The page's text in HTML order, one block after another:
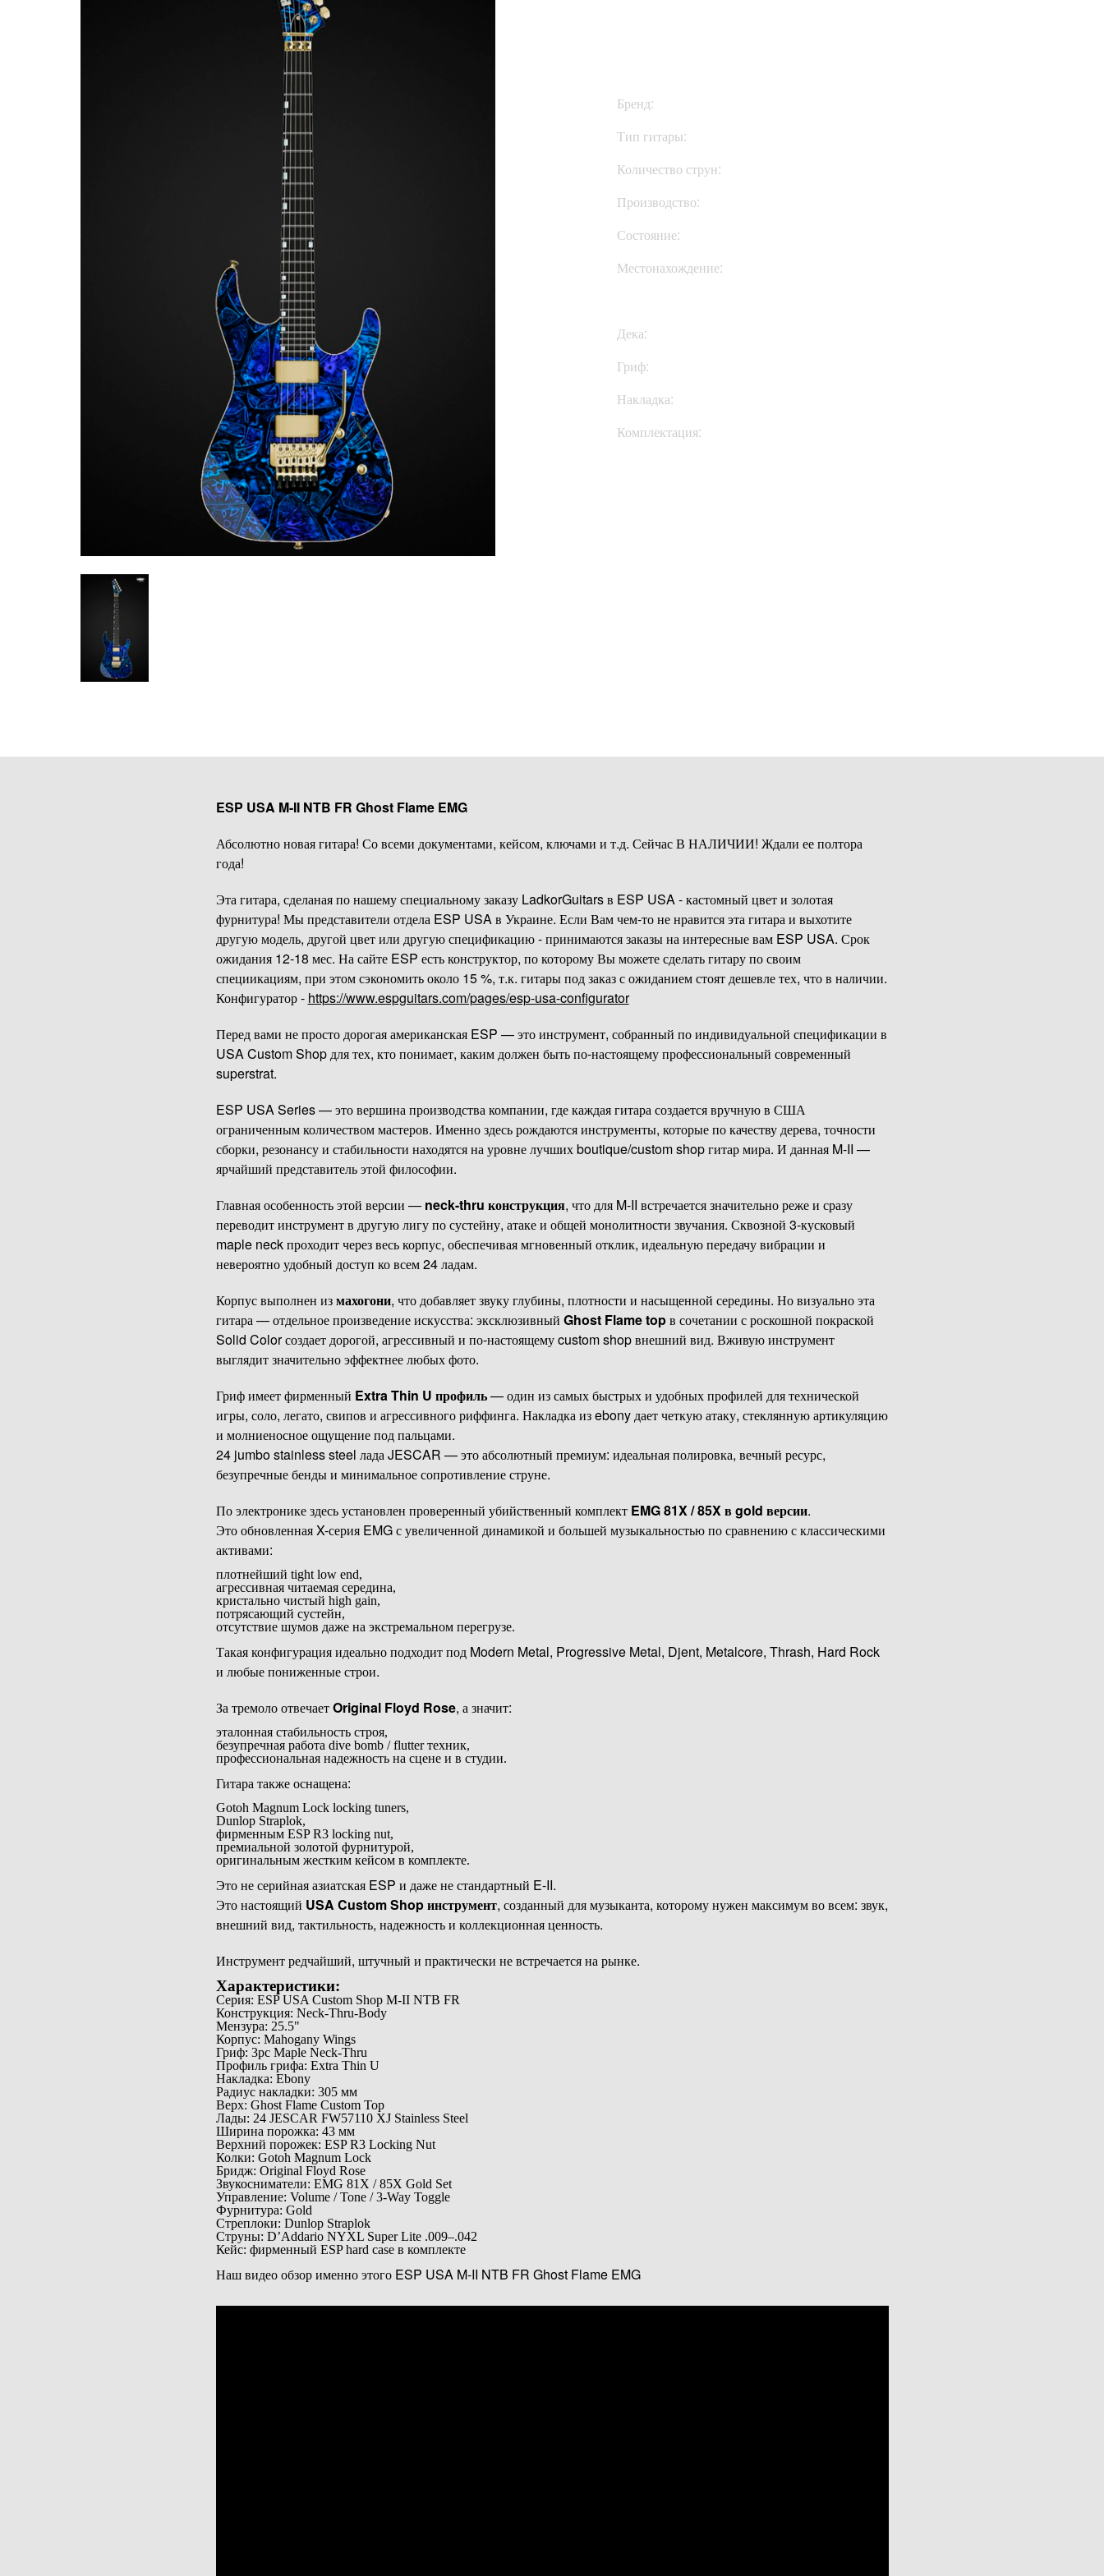
Бренд:
Тип гитары:
Количество струн:
Производство:
Состояние:
Местонахождение:
Дека:
Гриф:
Накладка:
Комплектация:
ESP USA M-II NTB FR Ghost Flame EMG
Абсолютно новая гитара! Со всеми документами, кейсом, ключами и т.д. Сейчас В НАЛИЧИИ! Ждали ее полтора
года!
Эта гитара, сделаная по нашему специальному заказу LadkorGuitars в ESP USA - кастомный цвет и золотая
фурнитура! Мы представители отдела ESP USA в Украине. Если Вам чем-то не нравится эта гитара и выхотите
другую модель, другой цвет или другую спецификацию - принимаются заказы на интересные вам ESP USA. Срок
ожидания 12-18 мес. На сайте ESP есть конструктор, по которому Вы можете сделать гитару по своим
специикациям, при этом сэкономить около 15 %, т.к. гитары под заказ с ожиданием стоят дешевле тех, что в наличии.
Конфигуратор - https://www.espguitars.com/pages/esp-usa-configurator
Перед вами не просто дорогая американская ESP — это инструмент, собранный по индивидуальной спецификации в
USA Custom Shop для тех, кто понимает, каким должен быть по-настоящему профессиональный современный
superstrat.
ESP USA Series — это вершина производства компании, где каждая гитара создается вручную в США
ограниченным количеством мастеров. Именно здесь рождаются инструменты, которые по качеству дерева, точности
сборки, резонансу и стабильности находятся на уровне лучших boutique/custom shop гитар мира. И данная M-II —
ярчайший представитель этой философии.
Главная особенность этой версии — neck-thru конструкция, что для M-II встречается значительно реже и сразу
переводит инструмент в другую лигу по сустейну, атаке и общей монолитности звучания. Сквозной 3-кусковый
maple neck проходит через весь корпус, обеспечивая мгновенный отклик, идеальную передачу вибрации и
невероятно удобный доступ ко всем 24 ладам.
Корпус выполнен измахогони, что добавляет звуку глубины, плотности и насыщенной середины. Но визуально эта
гитара — отдельное произведение искусства: эксклюзивный Ghost Flame topв сочетании с роскошной покраской
Solid Color создает дорогой, агрессивный и по-настоящему custom shop внешний вид. Вживую инструмент
выглядит значительно эффектнее любых фото.
Гриф имеет фирменный Extra Thin U профиль— один из самых быстрых и удобных профилей для технической
игры, соло, легато, свипов и агрессивного риффинга. Накладка из ebony дает четкую атаку, стеклянную артикуляцию
и молниеносное ощущение под пальцами.
24 jumbo stainless steel лада JESCAR — это абсолютный премиум: идеальная полировка, вечный ресурс,
безупречные бенды и минимальное сопротивление струне.
По электронике здесь установлен проверенный убийственный комплект EMG 81X / 85X в gold версии.
Это обновленная X-серия EMG с увеличенной динамикой и большей музыкальностью по сравнению с классическими
активами:
плотнейший tight low end,
агрессивная читаемая середина,
кристально чистый high gain,
потрясающий сустейн,
отсутствие шумов даже на экстремальном перегрузе.
Такая конфигурация идеально подходит под Modern Metal, Progressive Metal, Djent, Metalcore, Thrash, Hard Rock
и любые пониженные строи.
За тремоло отвечаетOriginal Floyd Rose, а значит:
эталонная стабильность строя,
безупречная работа dive bomb / flutter техник,
профессиональная надежность на сцене и в студии.
Гитара также оснащена:
Gotoh Magnum Lock locking tuners,
Dunlop Straplok,
фирменным ESP R3 locking nut,
премиальной золотой фурнитурой,
оригинальным жестким кейсом в комплекте.
Это не серийная азиатская ESP и даже не стандартный E-II.
Это настоящий USA Custom Shop инструмент, созданный для музыканта, которому нужен максимум во всем: звук,
внешний вид, тактильность, надежность и коллекционная ценность.
Инструмент редчайший, штучный и практически не встречается на рынке.
Характеристики:
Серия: ESP USA Custom Shop M-II NTB FR
Конструкция: Neck-Thru-Body
Мензура: 25.5"
Корпус: Mahogany Wings
Гриф: 3pc Maple Neck-Thru
Профиль грифа: Extra Thin U
Накладка: Ebony
Радиус накладки: 305 мм
Верх: Ghost Flame Custom Top
Лады: 24 JESCAR FW57110 XJ Stainless Steel
Ширина порожка: 43 мм
Верхний порожек: ESP R3 Locking Nut
Колки: Gotoh Magnum Lock
Бридж: Original Floyd Rose
Звукосниматели: EMG 81X / 85X Gold Set
Управление: Volume / Tone / 3-Way Toggle
Фурнитура: Gold
Стреплоки: Dunlop Straplok
Струны: D’Addario NYXL Super Lite .009–.042
Кейс: фирменный ESP hard case в комплекте
Наш видео обзор именно этого ESP USA M-II NTB FR Ghost Flame EMG